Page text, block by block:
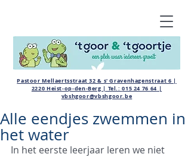
Pastoor Mellaertsstraat 32 & s' Gravenhagenstraat 6 |
2220 Heist-op-den-Berg | Tel.:015 24 76 64 |
vbshgoor@vbshgoor.be
Alle eendjes zwemmen in
het water
In het eerste leerjaar leren we niet